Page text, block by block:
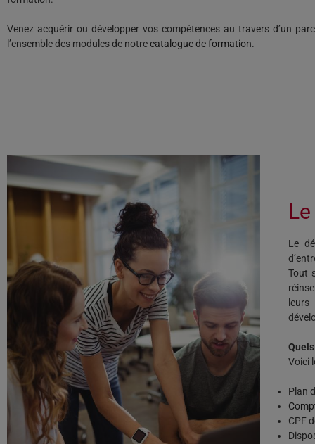
Venez acquérir ou développer vos compétences au travers d’un
l’ensemble des modules de notrecatalogue de formation.
Le
Tout
Voici
Plan
CPF